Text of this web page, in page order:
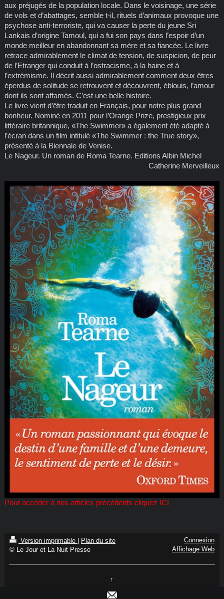
aux préjugés de la population locale. Dans le voisinage, une série
de vols et d’abattages, semble t-il, rituels d’animaux provoque une
psychose anti-terroriste, qui va causer la perte du jeune Sri
Lankais d’origine Tamoul, qui a fui son pays dans l’espoir d’un
monde meilleur en abandonnant sa mère et sa fiancée. Le livre
retrace admirablement le climat de tension, de suspicion, de peur
de l’Etranger qui conduit à l’ostracisme, à la haine et à
l’extrémisme. Il décrit aussi admirablement comment deux êtres
éperdus de solitude se retrouvent et découvrent, éblouis, l’amour
dont ils sont affamés. C’est une belle histoire.
Le livre vient d’être traduit en Français, pour notre plus grand
bonheur. Nominé en 2011 pour l’Orange Prize, prestigieux prix
littéraire britannique, «The Swimmer» a également été adapté à
l’écran dans un film intitulé «The Swimmer : the True story»,
présenté à la Biennale de Venise.
Le Nageur. Un roman de Roma Tearne. Editions Albin Michel
Catherine Merveilleux
Pour accéder à nos articles précédents cliquez ICI
Version imprimable
Plan du site
© Le Jour et La Nuit Presse
Connexion
Affichage Web
↑